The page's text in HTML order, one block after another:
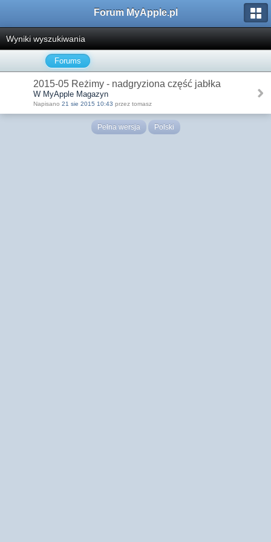
Forum MyApple.pl
Wyniki wyszukiwania
Forums
2015-05 Reżimy - nadgryziona część jabłka
W MyApple Magazyn
Napisano 21 sie 2015 10:43 przez tomasz
Pełna wersja Polski